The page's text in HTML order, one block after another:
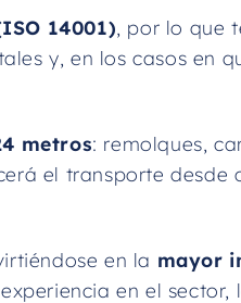
14001), por lo que
y, en los casos en
metros: remolques,
el transporte desde
en la mayor
en el sector,